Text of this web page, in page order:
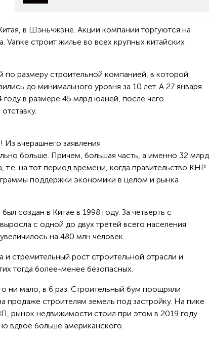
в Шэньчжэне. Акции компании торгуются на
строит жилье во всех крупных китайских
размеру строительной компанией, в которой
до минимального уровня за 10 лет. А 27 января
году в размере 45 млрд юаней, после чего
вчерашнего заявления
больше. Причем, большая часть, а именно 32 млрд
на тот период времени, когда правительство КНР
поддержки экономики в целом и рынка
создан в Китае в 1998 году. За четверть с
с одной до двух третей всего населения
на 480 млн человек.
стремительный рост строительной отрасли и
тогда более-менее безопасных.
ни мало, в 6 раз. Строительный бум поощряли
продаже строителям земель под застройку. На пике
рынок недвижимости стоил при этом в 2019 году
вдвое больше американского.